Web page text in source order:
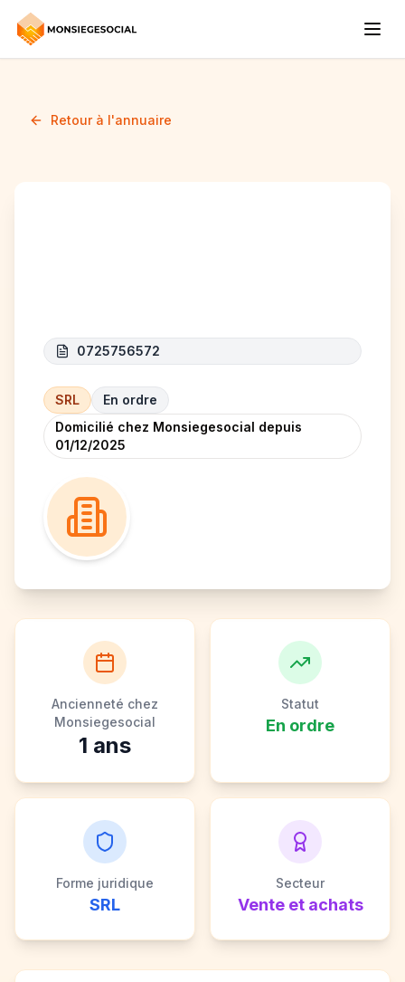
Retour à l'annuaire
0725756572
SRL
En ordre
Domicilié chez Monsiegesocial depuis
01/12/2025
Ancienneté chez
Monsiegesocial
1 ans
Statut
En ordre
Forme juridique
SRL
Secteur
Vente et achats